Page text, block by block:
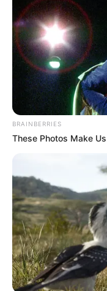
BRAINBERRIES
These Photos Make